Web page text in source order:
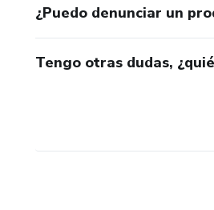
¿Puedo denunciar un
Tengo otras dudas,